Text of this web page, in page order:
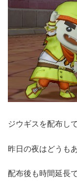
ジウギスを配布し
昨日の夜はどうも
配布後も時間延長